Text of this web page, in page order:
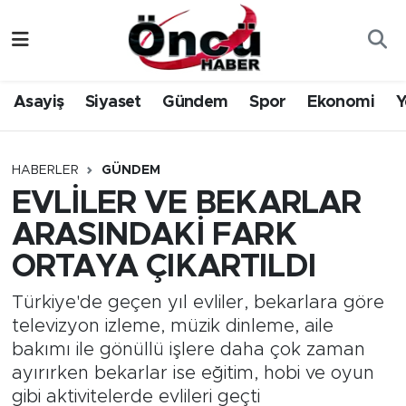
Asayiş Siyaset Gündem Spor Ekonomi
HABERLER GÜNDEM
EVLİLER VE BEKARLAR
ARASINDAKİ FARK
ORTAYA ÇIKARTILDI
Türkiye'de geçen yıl evliler, bekarlara göre
televizyon izleme, müzik dinleme, aile
bakımı ile gönüllü işlere daha çok zaman
ayırırken bekarlar ise eğitim, hobi ve oyun
gibi aktivitelerde evlileri geçti
Gündem
Sağlık & Çevre
Spor
Siyaset
Yerel Haber
Öncü Radyo Dinle
Öncü TV İzle
Düzce Nöbetçi Eczaneler
Düzce Hava Durumu
Düzce Namaz Vakitleri
Düzce Trafik Yoğunluk Haritası
Süper Lig Puan Durumu ve Fikstür
Tüm Manşetler
Son Dakika Haberleri
Haber Arşivi